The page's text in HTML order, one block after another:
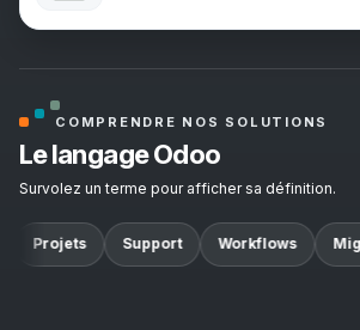
COMPRENDRE NOS SOLUTIONS
Le langage Odoo
Survolez un terme pour afficher sa définition.
Projets Support Workflows